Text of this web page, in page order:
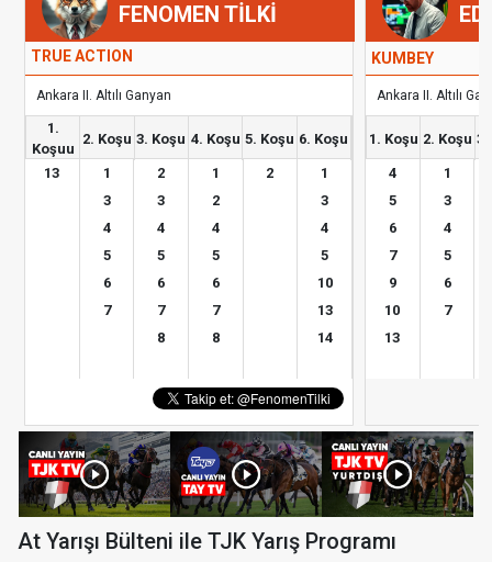
FENOMEN TİLKİ
TRUE ACTION
Ankara II. Altılı Ganyan
1.
Koşuu
2. Koşu 3. Koşu 4. Koşu 5. Koşu 6. Koşu
13
1
3
4
5
6
7
2
3
4
5
6
7
8
1
2
4
5
6
7
8
2
1
3
4
5
10
13
14
KUMBEY
Ankara II. Altılı
1. Koşu 2. Koşu 3.
4
5
6
7
9
10
13
1
3
4
5
6
7
At Yarışı Bülteni ile TJK Yarış Programı